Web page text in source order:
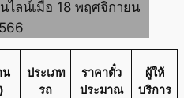
ไลน์เมื่อ 18 พฤศจิกายน
น
ประเภท
รถ
ราคาตั๋ว
ประมาณ
ผู้ให้
บริการ